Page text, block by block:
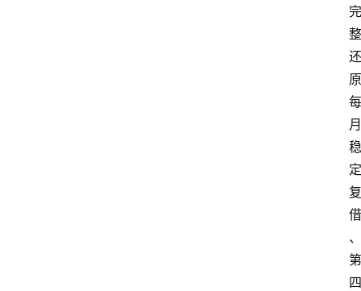
完
整
还
原
每
月
稳
定
复
借
、
第
四